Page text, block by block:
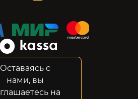
Возвраты
Оставаясь с
нами, вы
на